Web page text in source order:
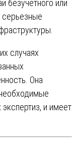
безучетного или
серьезные
случаях
Она
и имеет